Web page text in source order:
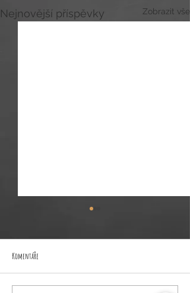
Nejnovější příspěvky Zobrazit vše
Komentáře